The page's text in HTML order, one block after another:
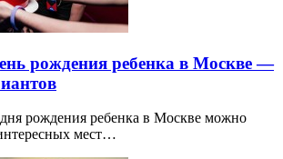
рождения ребенка в Москве —
рождения ребенка в Москве можно
мест…